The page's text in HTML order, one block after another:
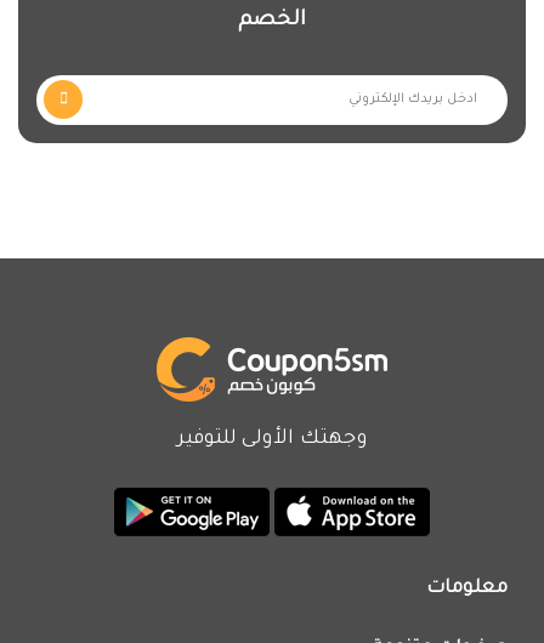
الخصم
وجهتك الأولى للتوفير
معلومات